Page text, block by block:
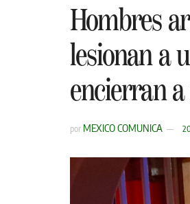
Hombres
lesionan a
encierran
por MEXICO COMUNICA